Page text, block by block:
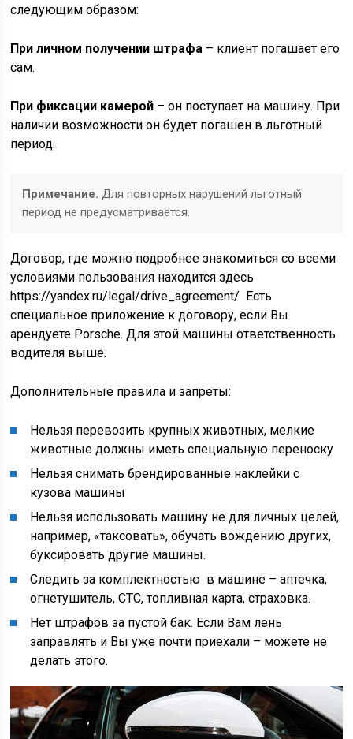
следующим образом:
При личном получении штрафа – клиент погашает его
сам.
При фиксации камерой – он поступает на машину. При
наличии возможности он будет погашен в льготный
период.
Примечание. Для повторных нарушений льготный
период не предусматривается.
Договор, где можно подробнее знакомиться со всеми
условиями пользования находится здесь
https://yandex.ru/legal/drive_agreement/ Есть
специальное приложение к договору, если Вы
арендуете Porsche. Для этой машины ответственность
водителя выше.
Дополнительные правила и запреты:
Нельзя перевозить крупных животных, мелкие
животные должны иметь специальную переноску
Нельзя снимать брендированные наклейки с
кузова машины
Нельзя использовать машину не для личных целей,
например, «таксовать», обучать вождению других,
буксировать другие машины.
Следить за комплектностью в машине – аптечка,
огнетушитель, СТС, топливная карта, страховка.
Нет штрафов за пустой бак. Если Вам лень
заправлять и Вы уже почти приехали – можете не
делать этого.